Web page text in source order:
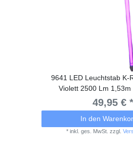
9641 LED Leuchtstab K-
Violett 2500 Lm 1,53m
49,95 € *
In den
*inkl. ges. MwSt. zzgl.